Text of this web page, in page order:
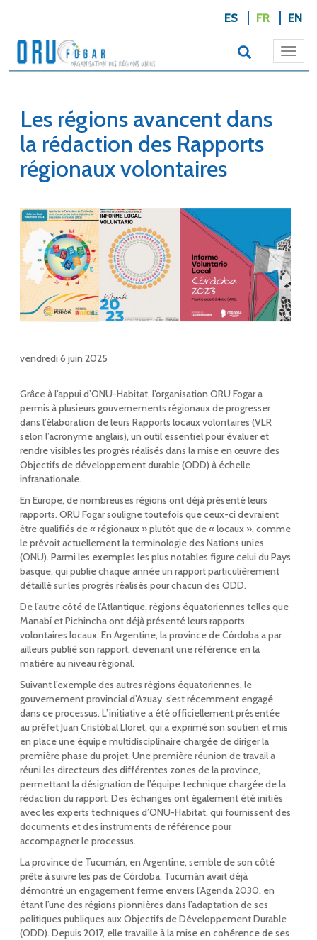
ES FR EN
Les régions avancent dans
la rédaction des Rapports
régionaux volontaires
vendredi 6 juin 2025
Grâce à l’appui d’ONU-Habitat, l’organisation ORU Fogar a
permis à plusieurs gouvernements régionaux de progresser
dans l’élaboration de leurs Rapports locaux volontaires (VLR
selon l’acronyme anglais), un outil essentiel pour évaluer et
rendre visibles les progrès réalisés dans la mise en œuvre des
Objectifs de développement durable (ODD) à échelle
infranationale.
En Europe, de nombreuses régions ont déjà présenté leurs
rapports. ORU Fogar souligne toutefois que ceux-ci devraient
être qualifiés de « régionaux » plutôt que de « locaux », comme
le prévoit actuellement la terminologie des Nations unies
(ONU). Parmi les exemples les plus notables figure celui du Pays
basque, qui publie chaque année un rapport particulièrement
détaillé sur les progrès réalisés pour chacun des ODD.
De l’autre côté de l’Atlantique, régions équatoriennes telles que
Manabí et Pichincha ont déjà présenté leurs rapports
volontaires locaux. En Argentine, la province de Córdoba a par
ailleurs publié son rapport, devenant une référence en la
matière au niveau régional.
Suivant l’exemple des autres régions équatoriennes, le
gouvernement provincial d’Azuay, s’est récemment engagé
dans ce processus. L’initiative a été officiellement présentée
au préfet Juan Cristóbal Lloret, qui a exprimé son soutien et mis
en place une équipe multidisciplinaire chargée de diriger la
première phase du projet. Une première réunion de travail a
réuni les directeurs des différentes zones de la province,
permettant la désignation de l’équipe technique chargée de la
rédaction du rapport. Des échanges ont également été initiés
avec les experts techniques d’ONU-Habitat, qui fournissent des
documents et des instruments de référence pour
accompagner le processus.
La province de Tucumán, en Argentine, semble de son côté
prête à suivre les pas de Córdoba. Tucumán avait déjà
démontré un engagement ferme envers l’Agenda 2030, en
étant l’une des régions pionnières dans l’adaptation de ses
politiques publiques aux Objectifs de Développement Durable
(ODD). Depuis 2017, elle travaille à la mise en cohérence de ses